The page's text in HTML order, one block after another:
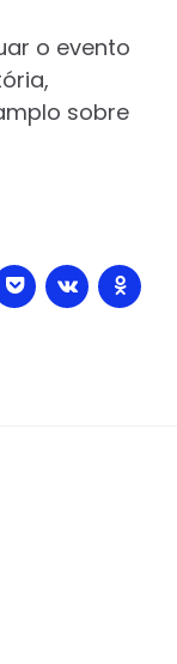
o evento
sobre